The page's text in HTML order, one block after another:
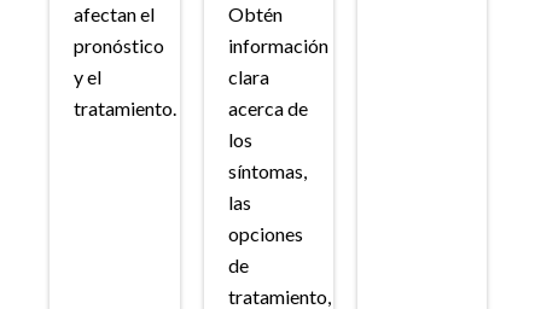
afectan el
pronóstico
y el
tratamiento.
Obtén
información
clara
acerca de
los
síntomas,
las
opciones
de
tratamiento,